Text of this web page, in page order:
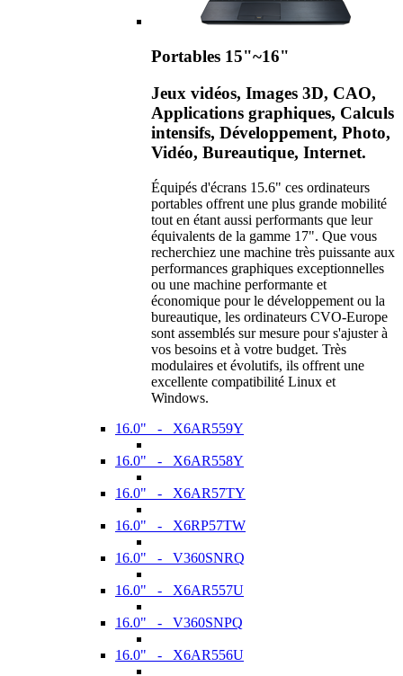
Portables 15"~16"
Jeux vidéos, Images 3D, CAO,
Applications graphiques, Calculs
intensifs, Développement, Photo,
Vidéo, Bureautique, Internet.
Équipés d'écrans 15.6" ces ordinateurs
portables offrent une plus grande mobilité
tout en étant aussi performants que leur
équivalents de la gamme 17". Que vous
recherchiez une machine très puissante aux
performances graphiques exceptionnelles
ou une machine performante et
économique pour le développement ou la
bureautique, les ordinateurs CVO-Europe
sont assemblés sur mesure pour s'ajuster à
vos besoins et à votre budget. Très
modulaires et évolutifs, ils offrent une
excellente compatibilité Linux et
Windows.
16.0" - X6AR559Y
16.0" - X6AR558Y
16.0" - X6AR57TY
16.0" - X6RP57TW
16.0" - V360SNRQ
16.0" - X6AR557U
16.0" - V360SNPQ
16.0" - X6AR556U